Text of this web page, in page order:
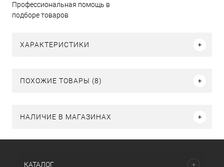
Профессиональная помощь в
подборе товаров
ХАРАКТЕРИСТИКИ
ПОХОЖИЕ ТОВАРЫ (8)
НАЛИЧИЕ В МАГАЗИНАХ
КАТАЛОГ